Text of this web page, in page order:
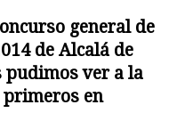
general de
de Alcalá de
pudimos ver a la
en